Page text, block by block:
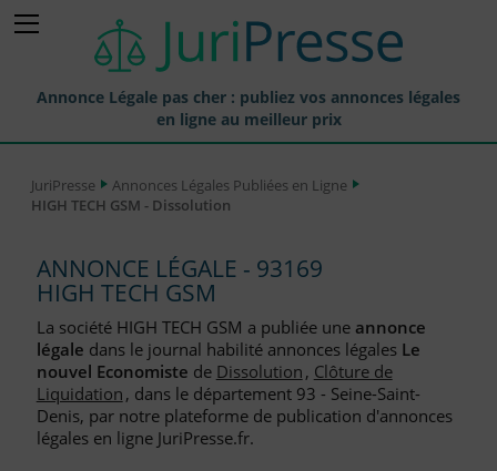
Annonce Légale pas cher : publiez vos annonces légales
en ligne au meilleur prix
Annonces Légales Publiées
Journaux Habilités (JAL) Annonces Légales
Départements pour la Publication d'Annonces Légales
Liste des Greffes
Liste des CCI
JuriPresse
Annonces Légales Publiées en Ligne
HIGH TECH GSM - Dissolution
ANNONCE LÉGALE - 93169
HIGH TECH GSM
La société HIGH TECH GSM a publiée une annonce
légale dans le journal habilité annonces légales Le
nouvel Economiste de Dissolution, Clôture de
Liquidation, dans le département 93 - Seine-Saint-
Denis, par notre plateforme de publication d'annonces
légales en ligne JuriPresse.fr.